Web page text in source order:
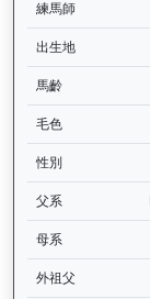
練馬師
出生地
馬齡
毛色
性別
父系
母系
外祖父